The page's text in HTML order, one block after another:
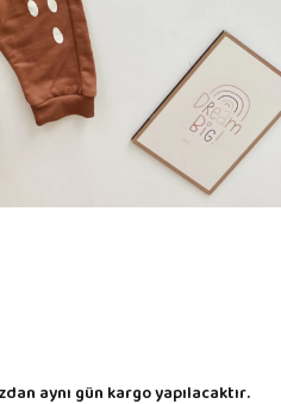
aynı gün kargo yapılacaktır.